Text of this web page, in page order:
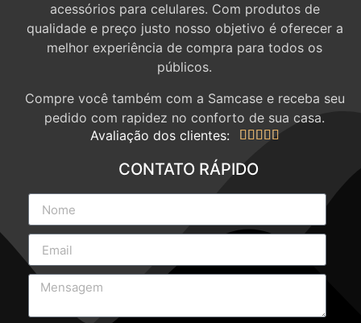
acessórios para celulares. Com produtos de
qualidade e preço justo nosso objetivo é oferecer a
melhor experiência de compra para todos os
públicos.
Compre você também com a Samcase e receba seu
pedido com rapidez no conforto de sua casa.
Avaliação dos clientes:
    
CONTATO RÁPIDO